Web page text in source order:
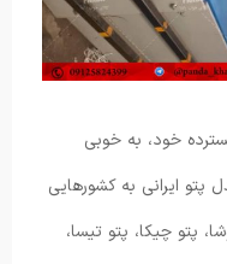
خود، به خوبی
پتو ایرانی به کشورهایی
پتو چیکا، پتو تیسا،